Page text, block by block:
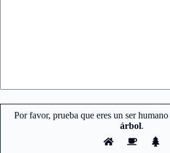
Por favor, prueba que eres un ser
árbol.